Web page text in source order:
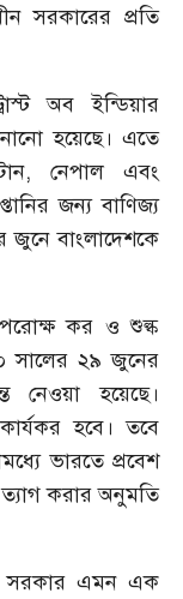
সরকারের প্রতি
অব ইন্ডিয়ার
হয়েছে। এতে
নেপাল এবং
জন্য বাণিজ্য
জুনে বাংলাদেশকে
পরোক্ষ কর ও শুল্ক
সালের ২৯ জুনের
নেওয়া হয়েছে।
হবে। তবে
ভারতে প্রবেশ
ত্যাগ করার অনুমতি
সরকার এমন এক